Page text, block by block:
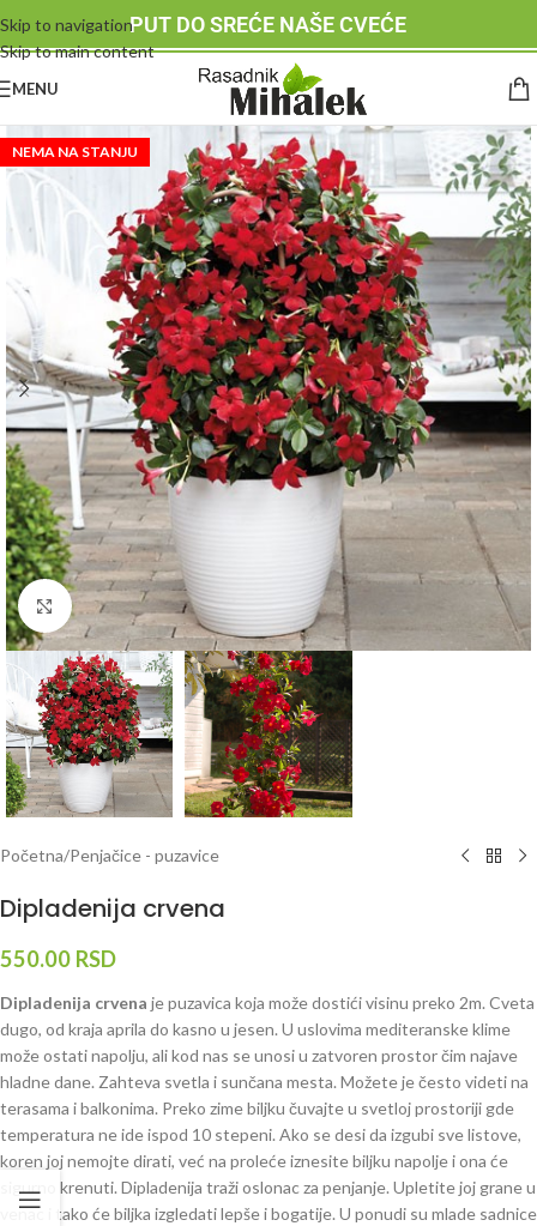
Skip to navigation
Skip to main content
PUT DO SREĆE NAŠE CVEĆE
MENU
NEMA NA STANJU
Klknite da uvećate
Početna/Penjačice - puzavice
Dipladenija crvena
550.00 RSD
Dipladenija crvena je puzavica koja može dostići visinu preko 2m. Cveta
dugo, od kraja aprila do kasno u jesen. U uslovima mediteranske klime
može ostati napolju, ali kod nas se unosi u zatvoren prostor čim najave
hladne dane. Zahteva svetla i sunčana mesta. Možete je često videti na
terasama i balkonima. Preko zime biljku čuvajte u svetloj prostoriji gde
temperatura ne ide ispod 10 stepeni. Ako se desi da izgubi sve listove,
koren joj nemojte dirati, već na proleće iznesite biljku napolje i ona će
sigurno krenuti. Dipladenija traži oslonac za penjanje. Upletite joj grane u
venac i tako će biljka izgledati lepše i bogatije. U ponudi su mlade sadnice